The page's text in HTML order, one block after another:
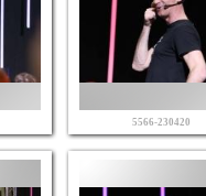
5566-230420